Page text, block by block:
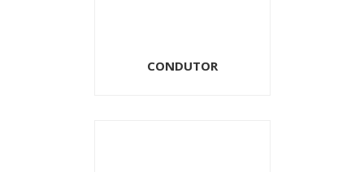
CONDUTOR